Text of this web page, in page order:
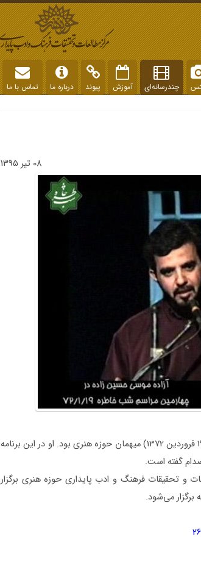
چندرسانه‌ای آموزش پیوند درباره ما تماس با ما
08 تیر 1395
موسی حسین‌زاده در چهارمین برنامه شب خاطره (19 فروردین 1372) میهمان حوزه هنری بود. او در این برنامه
گفته است.
و تحقیقات فرهنگ و ادب پایداری حوزه هنری برگزار